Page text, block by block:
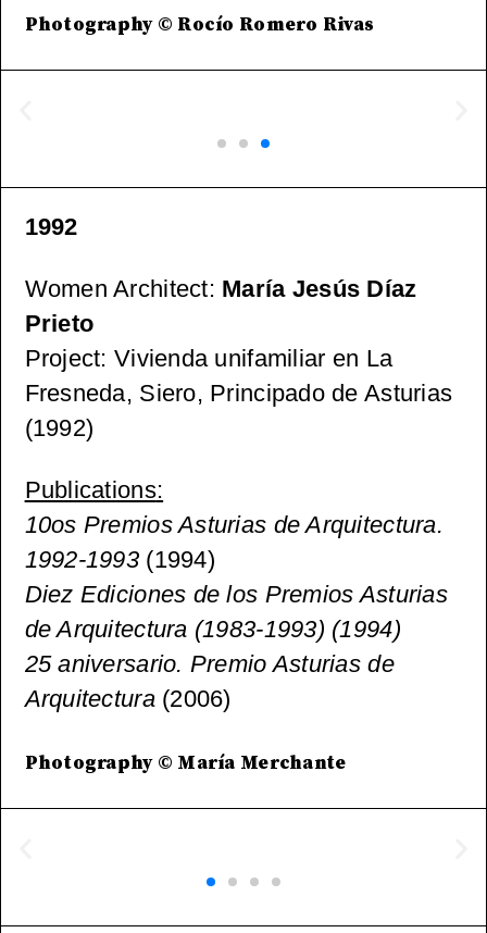
Photography © Rocío Romero Rivas
1992
Women Architect: María Jesús Díaz
Prieto
Project: Vivienda unifamiliar en La
Fresneda, Siero, Principado de Asturias
(1992)
Publications:
10os Premios Asturias de Arquitectura.
1992-1993 (1994)
Diez Ediciones de los Premios Asturias
de Arquitectura (1983-1993) (1994)
25 aniversario. Premio Asturias de
Arquitectura (2006)
Photography © María Merchante